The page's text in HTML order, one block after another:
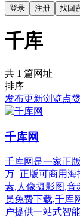
登录 注册 找回
千库
共 1 篇网址
排序
发布更新浏览点
千库网
千库网是一家正
万+正版可商用海
素,人像摄影图,音
员免费下载,千库
户提供一站式智